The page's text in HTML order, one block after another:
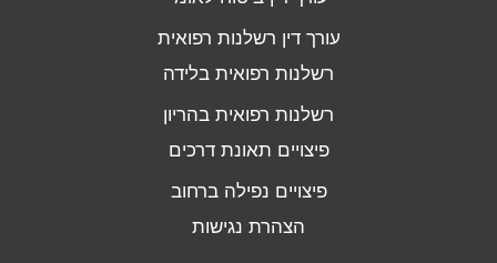
עורך דין רשלנות רפואית
רשלנות רפואית בלידה
רשלנות רפואית בהריון
פיצויים תאונת דרכים
פיצויים נפילה ברחוב
הצהרת נגישות